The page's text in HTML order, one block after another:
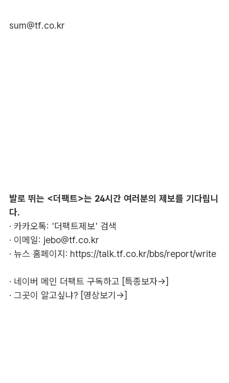
sum@tf.co.kr
발로 뛰는 <더팩트>는 24시간 여러분의 제보를 기다립니
다.
· 카카오톡: '더팩트제보' 검색
· 이메일: jebo@tf.co.kr
· 뉴스 홈페이지: https://talk.tf.co.kr/bbs/report/write
· 네이버 메인 더팩트 구독하고 [특종보자→]
· 그곳이 알고싶냐? [영상보기→]